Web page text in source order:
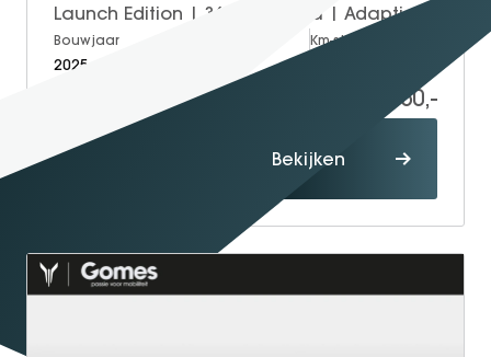
ATTO 2 DM-I
Launch Edition | 360° Camera | Adaptieve Cruise Control | Elektrisch Verstelbare Bestuurdersstoel + Geheugen | Stoelverwarming Bestuurder | Stoelventilatie Bestuurder | Apple Carplay | Android Auto | Sfeerverlichting | Elektrisch Inklapbare Buitenspiegels
Bouwjaar
2025
Km-stand
17.950,-
Bekijken